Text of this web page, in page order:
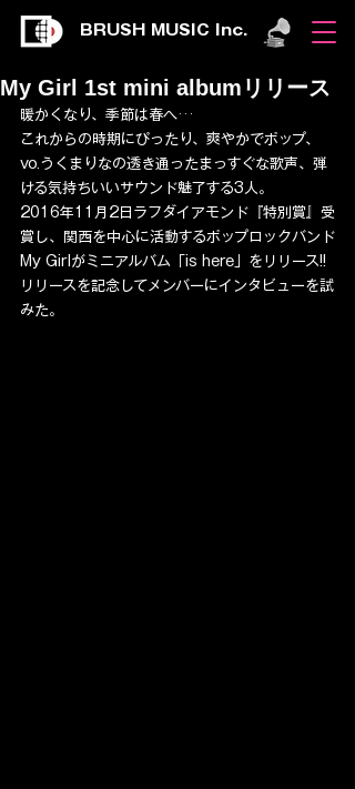
BRUSH MUSIC Inc.
My Girl 1st mini albumリリース
暖かくなり、季節は春へ…
これからの時期にぴったり、爽やかでポップ、
vo.うくまりなの透き通ったまっすぐな歌声、弾
ける気持ちいいサウンド魅了する3人。
2016年11月2日ラフダイアモンド『特別賞』受
賞し、関西を中心に活動するポップロックバンド
My Girlがミニアルバム「is here」をリリース!!
リリースを記念してメンバーにインタビューを試
みた。